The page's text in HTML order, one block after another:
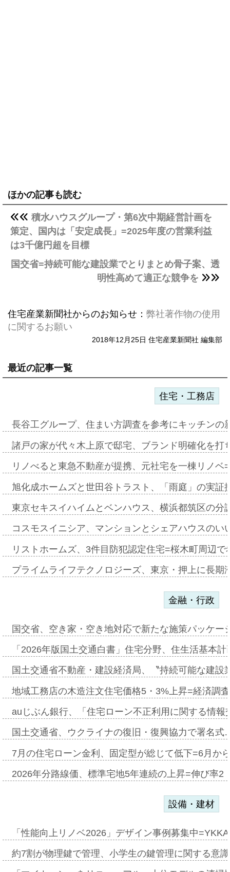
ほかの記事も読む
積水ハウスグループ・第6次中期経営計画を
策定、国内は「安定成長」=2025年度の営業利益
は3千億円超を目標
国交省=持続可能な建設業でとりまとめ骨子案、透
明性高めて適正な競争を
住宅産業新聞社からのお知らせ： 弊社著作物の使用
に関するお願い
2018年12月25日 住宅産業新聞社 編集部
最近の記事一覧
住宅・工務店
長谷工グループ、住まい方調査を参考にキッチン
諸戸の家が代々木上原で邸宅、ブランド明確化を
リノべると東急不動産が提携、元社宅を一棟リノ
旭化成ホームズと世田谷トラスト、「雨庭」の実
東京セキスイハイムとベンハウス、横浜都筑区の
コスモスイニシア、マンションとシェアハウスの
リストホームズ、3件目防犯認定住宅=桜木町周辺
プライムライフテクノロジーズ、東京・押上に長
金融・行政
国交省、空き家・空き地対応で新たな施策パッケ
「2026年版国土交通白書」住宅分野、住生活基本
国土交通省不動産・建設経済局、〝持続可能な建
地域工務店の木造注文住宅価格5・3%上昇=経済調
auじぶん銀行、「住宅ローン不正利用に関する情
国土交通省、ウクライナの復旧・復興協力で署名
7月の住宅ローン金利、固定型が総じて低下=6月か
2026年分路線価、標準宅地5年連続の上昇=伸び率
設備・建材
「性能向上リノベ2026」デザイン事例募集中
約7割が物理鍵で管理、小学生の鍵管理に関する意